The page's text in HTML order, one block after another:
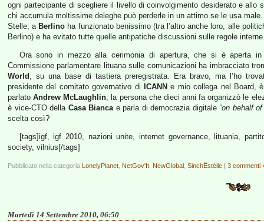
ogni partecipante di scegliere il livello di coinvolgimento desiderato e allo
chi accumula moltissime deleghe può perderle in un attimo se le usa
Stelle; a Berlino ha funzionato benissimo (tra l’altro anche loro, alle
Berlino) e ha evitato tutte quelle antipatiche discussioni sulle regole
Ora sono in mezzo alla cerimonia di apertura, che si è aperta in
Commissione parlamentare lituana sulle comunicazioni ha imbracciato
World , su una base di tastiera preregistrata. Era bravo, ma l’ho
presidente del comitato governativo di
ICANN e mio collega nel Board,
parlatoAndrew McLaughlin, la persona che dieci anni fa organizzò le
è vice-CTO della Casa Biancae parla di democrazia digitale “on behalf
scelta così?
[tags]igf, igf 2010, nazioni unite, internet governance, lituania,
society, vilnius[/tags]
Pubblicato nella categoria LonelyPlanet NetGov'It NewGlobal SinchËstèile | 3 commenti
Martedì 14 Settembre 2010, 06:50